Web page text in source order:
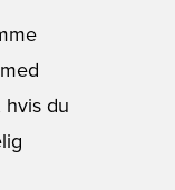
hvis du